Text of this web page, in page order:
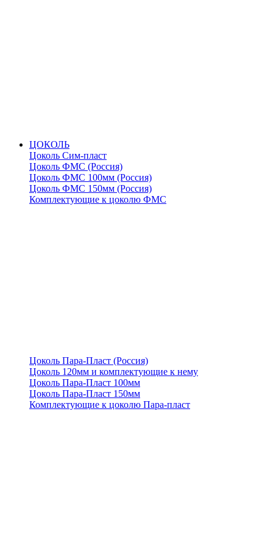
ЦОКОЛЬ
Цоколь Сим-пласт
Цоколь ФМС (Россия)
Цоколь ФМС 100мм (Россия)
Цоколь ФМС 150мм (Россия)
Комплектующие к цоколю ФМС
Цоколь Пара-Пласт (Россия)
Цоколь 120мм и комплектующие к нему
Цоколь Пара-Пласт 100мм
Цоколь Пара-Пласт 150мм
Комплектующие к цоколю Пара-пласт